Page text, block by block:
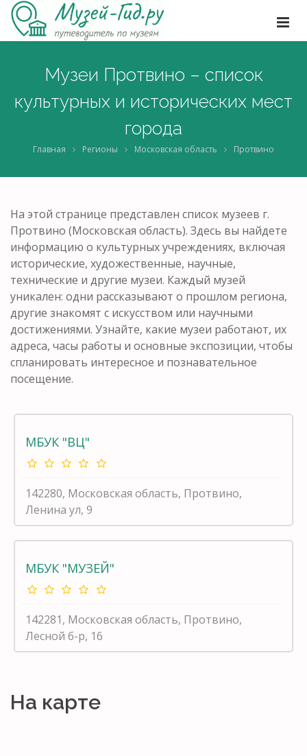
Музеи Протвино – список
культурных и исторических мест
города
Главная Регионы Московская область Протвино
На этой странице представлен список музеев г.
Протвино (Московская область). Здесь вы найдете
информацию о культурных учреждениях, включая
исторические, художественные, научные,
технические и другие музеи. Каждый музей
уникален: одни рассказывают о прошлом региона,
другие знакомят с искусством или научными
достижениями. Узнайте, какие музеи работают, их
адреса, часы работы и основные экспозиции, чтобы
спланировать интересное и познавательное
посещение.
МБУК "ВЦ"
142280, Московская область, Протвино,
Ленина ул, 9
МБУК "МУЗЕЙ"
142281, Московская область, Протвино,
Лесной б-р, 16
На карте